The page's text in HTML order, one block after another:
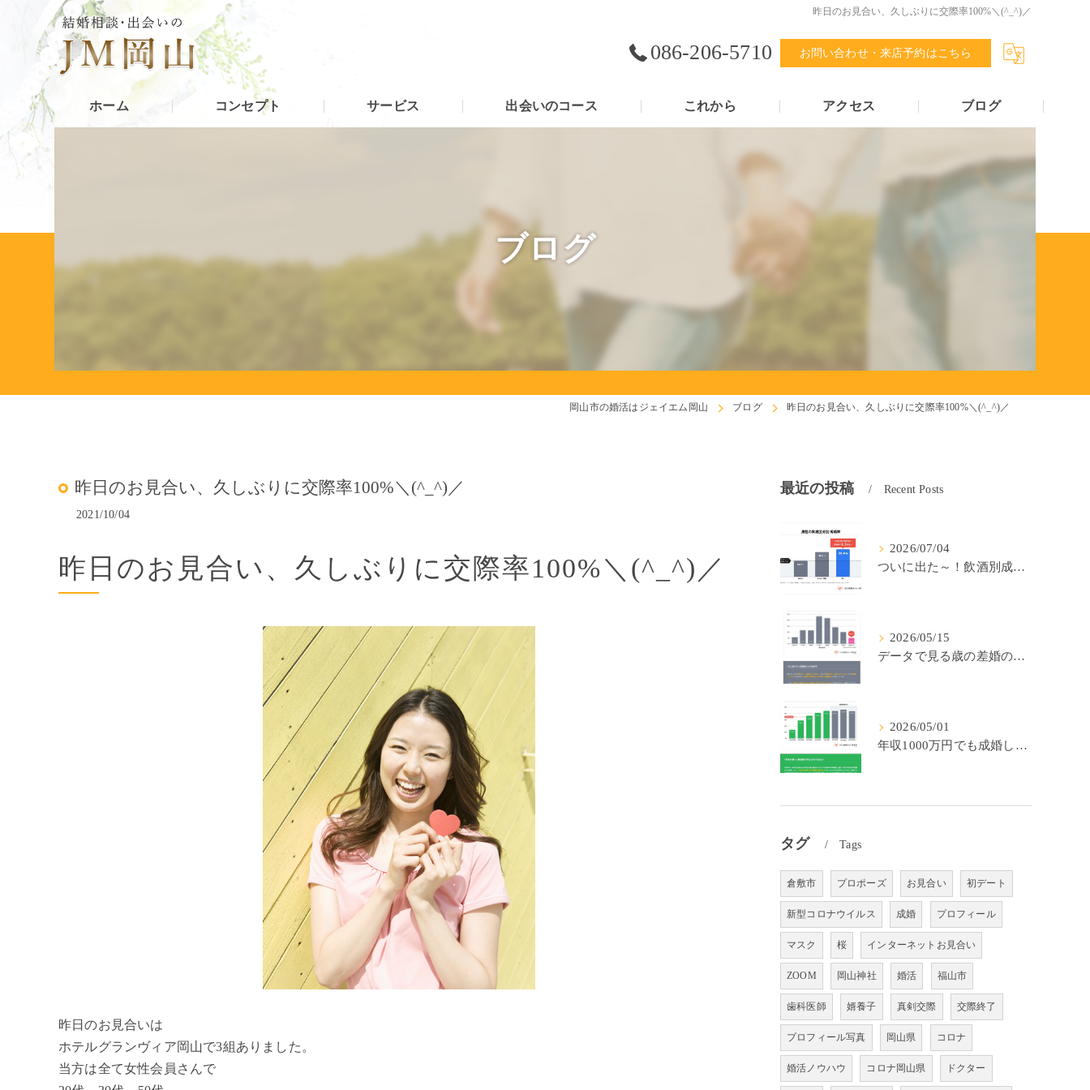
昨日のお見合い、久しぶりに交際率100%＼(^_^)／
086-206-5710 お問い合わせ・来店予約はこちら
ホーム コンセプト サービス 出会いのコース これから アクセス ブログ
ブログ
岡山市の婚活はジェイエム岡山 ブログ 昨日のお見合い、久しぶりに交際率100%＼(^_^)／
昨日のお見合い、久しぶりに交際率100%＼(^_^)／
2021/10/04
昨日のお見合い、久しぶりに交際率100%＼(^_^)／
昨日のお見合いは
ホテルグランヴィア岡山で3組ありました。
当方は全て女性会員さんで
最近の投稿 Recent Posts
2026/07/04
ついに出た～！飲酒別成婚率(IBJ)！
2026/05/15
データで見る歳の差婚の確率の低さ。
2026/05/01
年収1000万円でも成婚しやすいとは限らない? 「年収帯別の成婚率」のリアル
タグ Tags
倉敷市 プロポーズ お見合い 初デート
新型コロナウイルス 成婚 プロフィール
マスク 桜 インターネットお見合い
ZOOM 岡山神社 婚活 福山市
歯科医師 婿養子 真剣交際 交際終了
プロフィール写真 岡山県 コロナ
婚活ノウハウ コロナ岡山県 ドクター